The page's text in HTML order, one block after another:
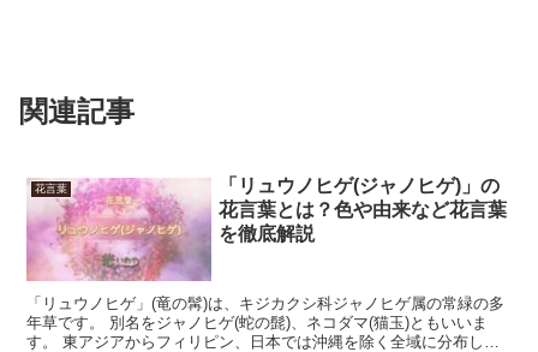
関連記事
花言葉
「リュウノヒゲ(ジャノヒゲ)」の
花言葉とは？色や由来など花言葉
を徹底解説
「リュウノヒゲ」(竜の髯)は、キジカクシ科ジャノヒゲ属の常緑の多
年草です。 別名をジャノヒゲ(蛇の髭)、ネコダマ(猫玉)ともいいま
す。 東アジアからフィリピン、日本では沖縄を除く全域に分布し、